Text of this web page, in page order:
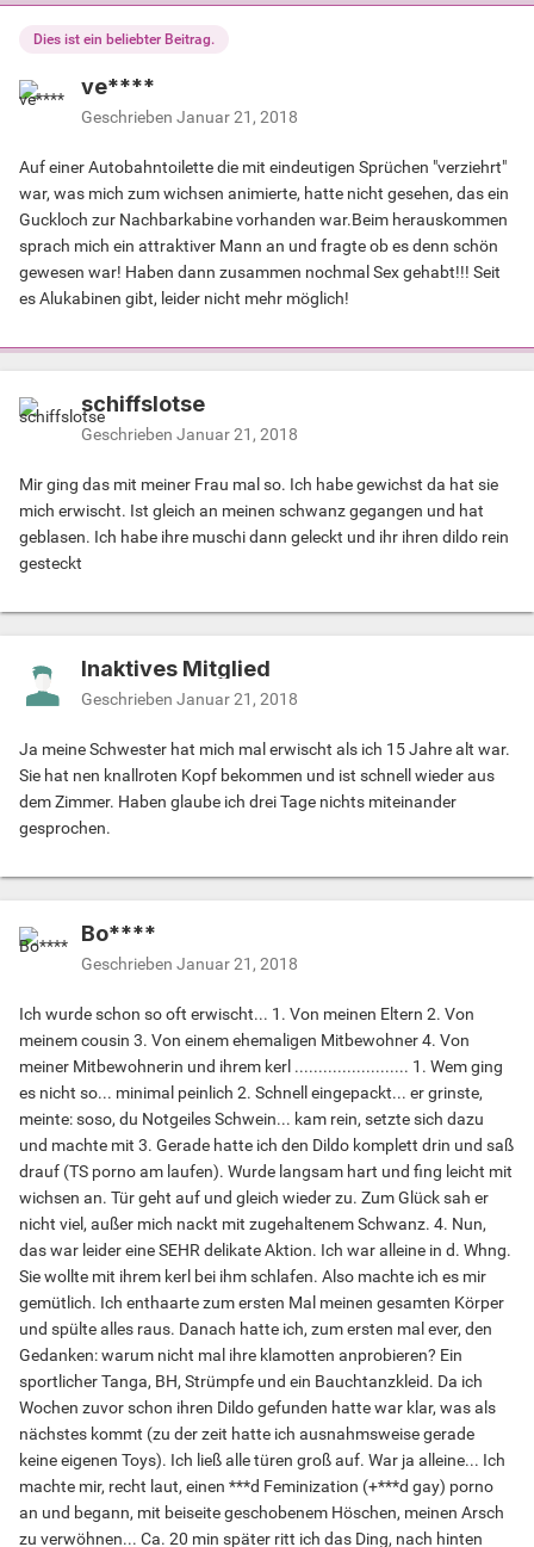
Dies ist ein beliebter Beitrag.
ve****
Geschrieben Januar 21, 2018
Auf einer Autobahntoilette die mit eindeutigen Sprüchen "verziehrt"
war, was mich zum wichsen animierte, hatte nicht gesehen, das ein
Guckloch zur Nachbarkabine vorhanden war.Beim herauskommen
sprach mich ein attraktiver Mann an und fragte ob es denn schön
gewesen war! Haben dann zusammen nochmal Sex gehabt!!! Seit
es Alukabinen gibt, leider nicht mehr möglich!
schiffslotse
Geschrieben Januar 21, 2018
Mir ging das mit meiner Frau mal so. Ich habe gewichst da hat sie
mich erwischt. Ist gleich an meinen schwanz gegangen und hat
geblasen. Ich habe ihre muschi dann geleckt und ihr ihren dildo rein
gesteckt
Inaktives Mitglied
Geschrieben Januar 21, 2018
Ja meine Schwester hat mich mal erwischt als ich 15 Jahre alt war.
Sie hat nen knallroten Kopf bekommen und ist schnell wieder aus
dem Zimmer. Haben glaube ich drei Tage nichts miteinander
gesprochen.
Bo****
Geschrieben Januar 21, 2018
Ich wurde schon so oft erwischt... 1. Von meinen Eltern 2. Von
meinem cousin 3. Von einem ehemaligen Mitbewohner 4. Von
meiner Mitbewohnerin und ihrem kerl ........................ 1. Wem ging
es nicht so... minimal peinlich 2. Schnell eingepackt... er grinste,
meinte: soso, du Notgeiles Schwein... kam rein, setzte sich dazu
und machte mit 3. Gerade hatte ich den Dildo komplett drin und saß
drauf (TS porno am laufen). Wurde langsam hart und fing leicht mit
wichsen an. Tür geht auf und gleich wieder zu. Zum Glück sah er
nicht viel, außer mich nackt mit zugehaltenem Schwanz. 4. Nun,
das war leider eine SEHR delikate Aktion. Ich war alleine in d. Whng.
Sie wollte mit ihrem kerl bei ihm schlafen. Also machte ich es mir
gemütlich. Ich enthaarte zum ersten Mal meinen gesamten Körper
und spülte alles raus. Danach hatte ich, zum ersten mal ever, den
Gedanken: warum nicht mal ihre klamotten anprobieren? Ein
sportlicher Tanga, BH, Strümpfe und ein Bauchtanzkleid. Da ich
Wochen zuvor schon ihren Dildo gefunden hatte war klar, was als
nächstes kommt (zu der zeit hatte ich ausnahmsweise gerade
keine eigenen Toys). Ich ließ alle türen groß auf. War ja alleine... Ich
machte mir, recht laut, einen ***d Feminization (+***d gay) porno
an und begann, mit beiseite geschobenem Höschen, meinen Arsch
zu verwöhnen... Ca. 20 min später ritt ich das Ding, nach hinten